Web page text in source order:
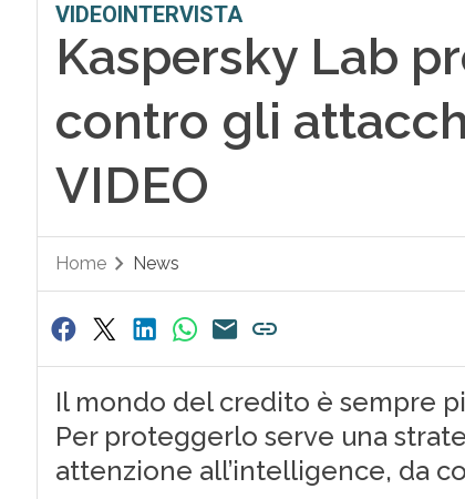
VIDEOINTERVISTA
Kaspersky Lab
contro gli
VIDEO
Home News
Il mondo del credito è sempre
Per proteggerlo serve una
attenzione all’intelligence, da